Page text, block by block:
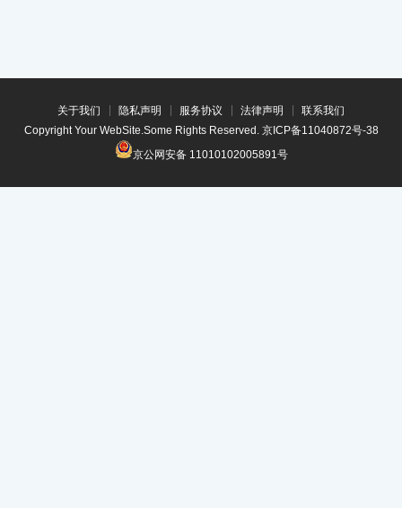
关于我们 隐私声明 服务协议 法律声明
联系我们
Copyright Your WebSite.Some Rights Reserved. 京ICP备11040872号-38
京公网安备 11010102005891号